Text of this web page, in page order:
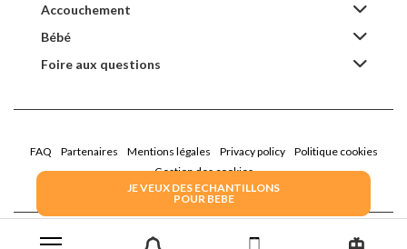
JE VEUX DES ECHANTILLONS
POUR BEBE
Accouchement
Bébé
Foire aux questions
FAQ Partenaires Mentions légales Privacy policy
Politique cookies
Gestion des cookies